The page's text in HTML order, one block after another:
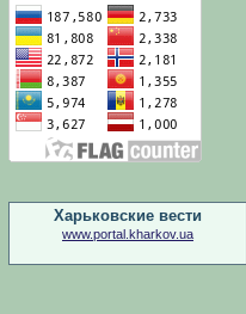
Харьковские вести
www.portal.kharkov.ua